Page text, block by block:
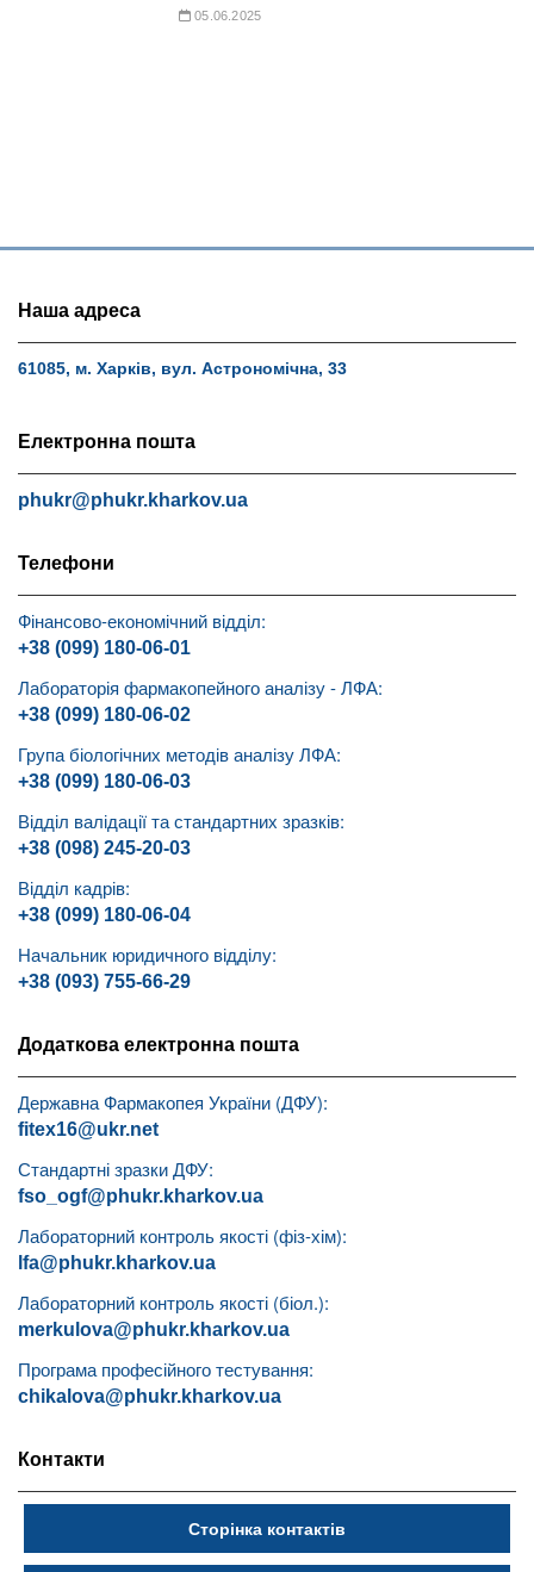
05.06.2025
Наша адреса
61085, м. Харків, вул. Астрономічна, 33
Електронна пошта
phukr@phukr.kharkov.ua
Телефони
Фінансово-економічний відділ:
+38 (099) 180-06-01
Лабораторія фармакопейного аналізу - ЛФА:
+38 (099) 180-06-02
Група біологічних методів аналізу ЛФА:
+38 (099) 180-06-03
Відділ валідації та стандартних зразків:
+38 (098) 245-20-03
Відділ кадрів:
+38 (099) 180-06-04
Начальник юридичного відділу:
+38 (093) 755-66-29
Додаткова електронна пошта
Державна Фармакопея України (ДФУ):
fitex16@ukr.net
Стандартні зразки ДФУ:
fso_ogf@phukr.kharkov.ua
Лабораторний контроль якості (фіз-хім):
lfa@phukr.kharkov.ua
Лабораторний контроль якості (біол.):
merkulova@phukr.kharkov.ua
Програма професійного тестування:
chikalova@phukr.kharkov.ua
Контакти
Сторінка контактів